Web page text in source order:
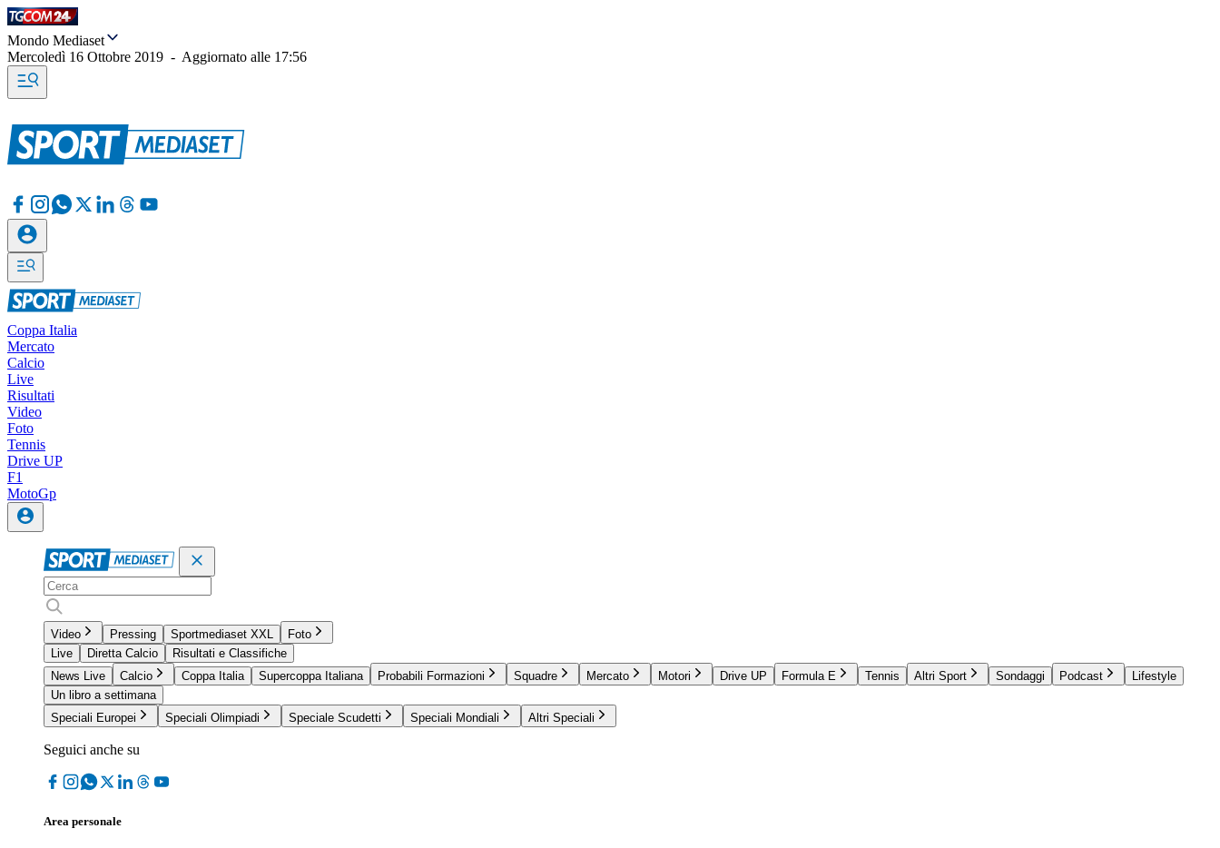
Mondo Mediaset
Mercoledì 16 Ottobre 2019 - Aggiornato alle 17:56
Coppa Italia
Mercato
Calcio
Live
Risultati
Video
Foto
Tennis
Drive UP
F1
MotoGp
Video Pressing Sportmediaset XXL
Foto
Live
Diretta Calcio
Risultati e Classifiche
News Live
Calcio Coppa Italia Supercoppa Italiana Probabili Formazioni Squadre Mercato Motori Drive UP Formula E Tennis Altri Sport Sondaggi Podcast
Lifestyle
Un libro a settimana
Speciali Europei
Speciali Olimpiadi Speciale Scudetti Speciali Mondiali Altri Speciali
Seguici anche su
Area personale